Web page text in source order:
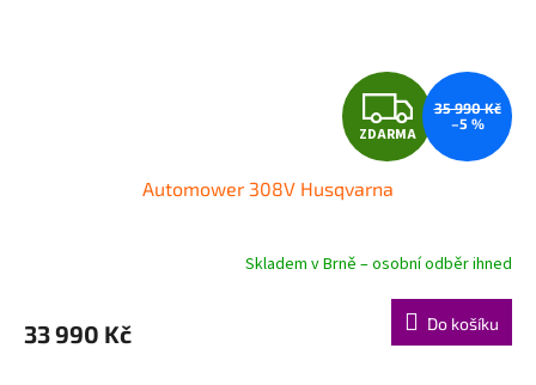
Z
D
R
M
A
ZDARMA
35 990 Kč
–5 %
Automower 308V Husqvarna
je
Skladem v Brně – osobní odběr ihned
33 990 Kč Do košíku